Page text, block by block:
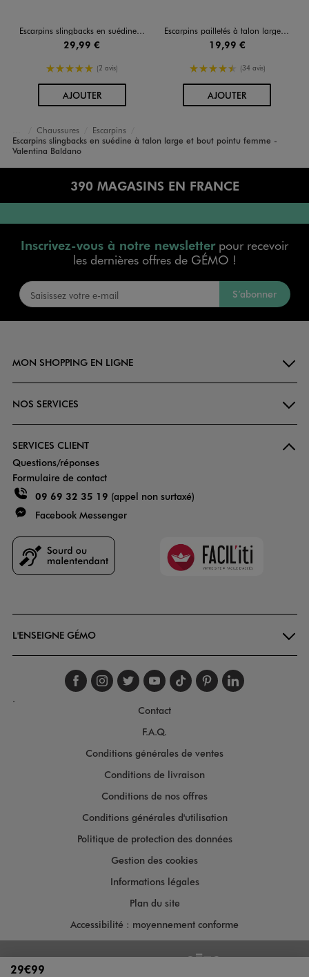
29€99
Escarpins slingbacks en suédine à talon aiguille et bout pointu femme - Valentina Baldano
29,99 €
5/5 de moyenne
(2 avis)
AJOUTERAU PANIER
Escarpins pailletés à talon large et bout pointu femme - Valentina Baldano
19,99 €
4.5/5 de moyenne
(34 avis)
AJOUTERAU PANIER
Accueil
Femme
Chaussures
Escarpins
Escarpins slingbacks en suédine à talon large et bout pointu femme -
Valentina Baldano
390 MAGASINS EN FRANCE
Inscrivez-vous à notre newsletterpour recevoir
les dernières offres de GÉMO !
S’abonner
MON SHOPPING EN LIGNE
NOS SERVICES
SERVICES CLIENT
Questions/réponses
Formulaire de contact
09 69 32 35 19 (appel non surtaxé)
Facebook Messenger
Faciliti
L'ENSEIGNE GÉMO
Suivez-nous sur
Suivez-nous sur
Suivez-nous sur
Suivez-nous
Suivez-nous
Suivez-
.
Contact
F.A.Q.
Conditions générales de ventes
Conditions de livraison
Conditions de nos offres
Conditions générales d'utilisation
Politique de protection des données
Gestion des cookies
Informations légales
Plan du site
Accessibilité : moyennement conforme
Copyright © 2026